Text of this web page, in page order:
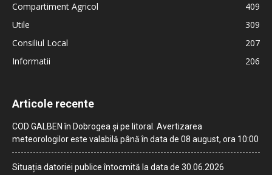
Compartiment Agricol
409
Utile
309
Consiliul Local
207
Informatii
206
Articole recente
COD GALBEN în Dobrogea și pe litoral. Avertizarea
meteorologilor este valabilă până în data de 08 august, ora 10:00
Situația datoriei publice întocmită la data de 30.06.2026